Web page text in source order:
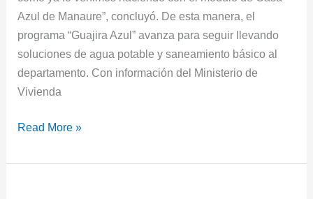
Azul de Manaure”, concluyó. De esta manera, el
programa “Guajira Azul” avanza para seguir llevando
soluciones de agua potable y saneamiento básico al
departamento. Con información del Ministerio de
Vivienda
Read More »